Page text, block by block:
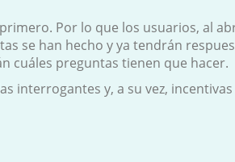
Por lo que los usuarios, al
se han hecho y ya tendrán
cuáles preguntas tienen que hacer.
interrogantes y, a su vez,